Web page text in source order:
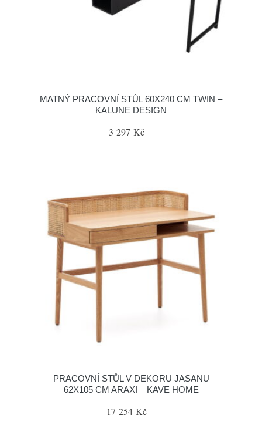
MATNÝ PRACOVNÍ STŮL 60X240 CM TWIN –
KALUNE DESIGN
3 297 Kč
PRACOVNÍ STŮL V DEKORU JASANU
62X105 CM ARAXI – KAVE HOME
17 254 Kč